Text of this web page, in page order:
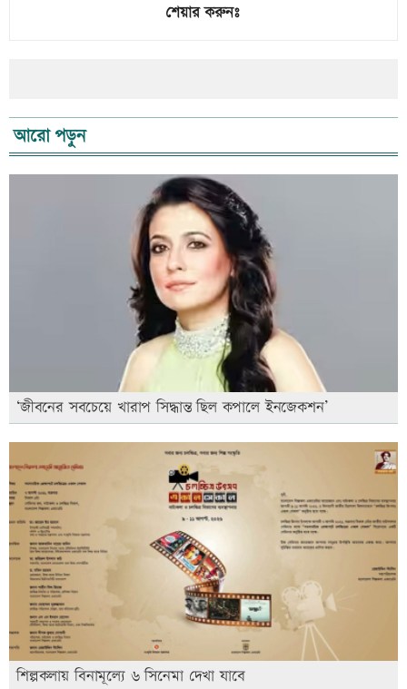
শেয়ার করুনঃ
আরো পড়ুন
‘জীবনের সবচেয়ে খারাপ সিদ্ধান্ত ছিল কপালে ইনজেকশন’
শিল্পকলায় বিনামূল্যে ৬ সিনেমা দেখা যাবে